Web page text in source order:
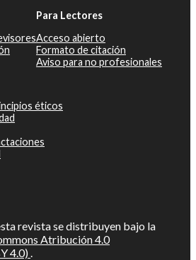
Para Lectores
Acceso abierto
Formato de citación
Aviso para no profesionales
éticos
revista se distribuyen bajo la
Atribución 4.0
4.0) .